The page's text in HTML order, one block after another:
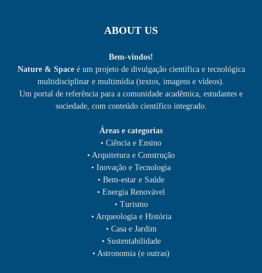
ABOUT US
Bem-vindos!
Nature & Spaceé um projeto de divulgação científica e tecnológica
multidisciplinar e multimídia (textos, imagens e vídeos).
Um portal de referência para a comunidade acadêmica, estudantes e
sociedade, com conteúdo científico integrado.
Áreas e categorias
• Ciência e Ensino
• Arquitetura e Construção
• Inovação e Tecnologia
• Bem-estar e Saúde
• Energia Renovável
• Turismo
• Arqueologia e História
• Casa e Jardim
• Sustentabilidade
• Astronomia (e outras)